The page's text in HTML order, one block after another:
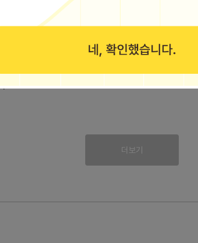
고릴라캠핑송도점은 단순히캠핑용품을 판매하
방문 후기
#인천캠핑용품 #캠핑용품점 #캠핑샵추천 #인
...
더보기